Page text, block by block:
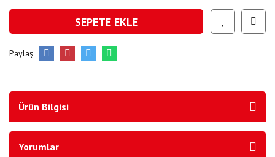
SEPETE EKLE
Paylaş
Ürün Bilgisi
Yorumlar